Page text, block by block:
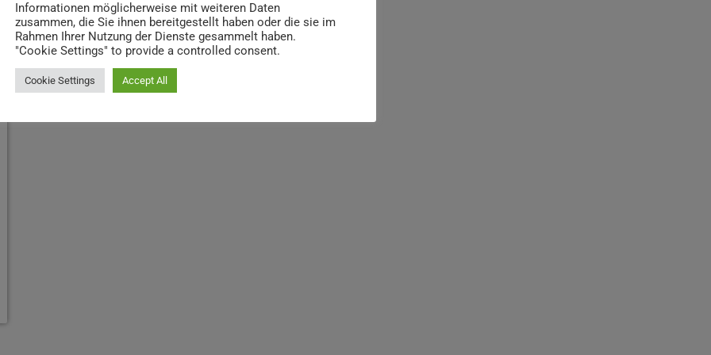
Informationen möglicherweise mit weiteren Daten
zusammen, die Sie ihnen bereitgestellt haben oder die sie im
Rahmen Ihrer Nutzung der Dienste gesammelt haben.
"Cookie Settings" to provide a controlled consent.
Cookie Settings Accept All